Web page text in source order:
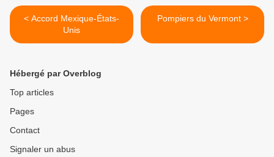
< Accord Mexique-États-
Unis
Pompiers du Vermont >
Hébergé par Overblog
Top articles
Pages
Contact
Signaler un abus